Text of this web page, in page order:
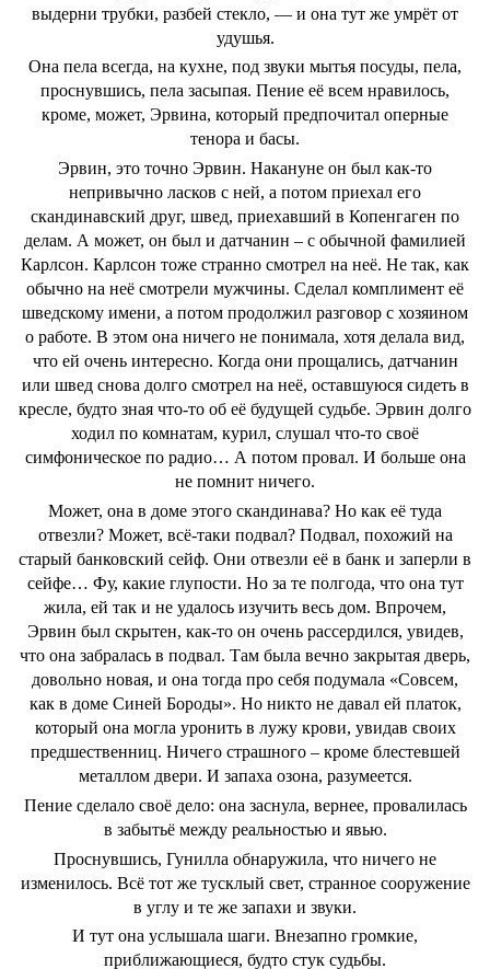
выдерни трубки, разбей стекло, — и она тут же умрёт от
удушья.
Она пела всегда, на кухне, под звуки мытья посуды, пела,
проснувшись, пела засыпая. Пение её всем нравилось,
кроме, может, Эрвина, который предпочитал оперные
тенора и басы.
Эрвин, это точно Эрвин. Накануне он был как-то
непривычно ласков с ней, а потом приехал его
скандинавский друг, швед, приехавший в Копенгаген по
делам. А может, он был и датчанин – с обычной фамилией
Карлсон. Карлсон тоже странно смотрел на неё. Не так, как
обычно на неё смотрели мужчины. Сделал комплимент её
шведскому имени, а потом продолжил разговор с хозяином
о работе. В этом она ничего не понимала, хотя делала вид,
что ей очень интересно. Когда они прощались, датчанин
или швед снова долго смотрел на неё, оставшуюся сидеть в
кресле, будто зная что-то об её будущей судьбе. Эрвин долго
ходил по комнатам, курил, слушал что-то своё
симфоническое по радио… А потом провал. И больше она
не помнит ничего.
Может, она в доме этого скандинава? Но как её туда
отвезли? Может, всё-таки подвал? Подвал, похожий на
старый банковский сейф. Они отвезли её в банк и заперли в
сейфе… Фу, какие глупости. Но за те полгода, что она тут
жила, ей так и не удалось изучить весь дом. Впрочем,
Эрвин был скрытен, как-то он очень рассердился, увидев,
что она забралась в подвал. Там была вечно закрытая дверь,
довольно новая, и она тогда про себя подумала «Совсем,
как в доме Синей Бороды». Но никто не давал ей платок,
который она могла уронить в лужу крови, увидав своих
предшественниц. Ничего страшного – кроме блестевшей
металлом двери. И запаха озона, разумеется.
Пение сделало своё дело: она заснула, вернее, провалилась
в забытьё между реальностью и явью.
Проснувшись, Гунилла обнаружила, что ничего не
изменилось. Всё тот же тусклый свет, странное сооружение
в углу и те же запахи и звуки.
И тут она услышала шаги. Внезапно громкие,
приближающиеся, будто стук судьбы.